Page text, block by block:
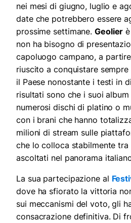
nei mesi di giugno, luglio e
date che potrebbero essere
prossime settimane. Geolier
non ha bisogno di
capoluogo campano, a
riuscito a conquistare
il Paese nonostante i testi in
risultati sono che i suoi
numerosi dischi di platino o
con i brani che hanno
milioni di stream sulle
che lo colloca stabilmente
ascoltati nel panorama
La sua partecipazione al
dove ha sfiorato la vittoria
sui meccanismi del voto, gli
consacrazione definitiva. Di